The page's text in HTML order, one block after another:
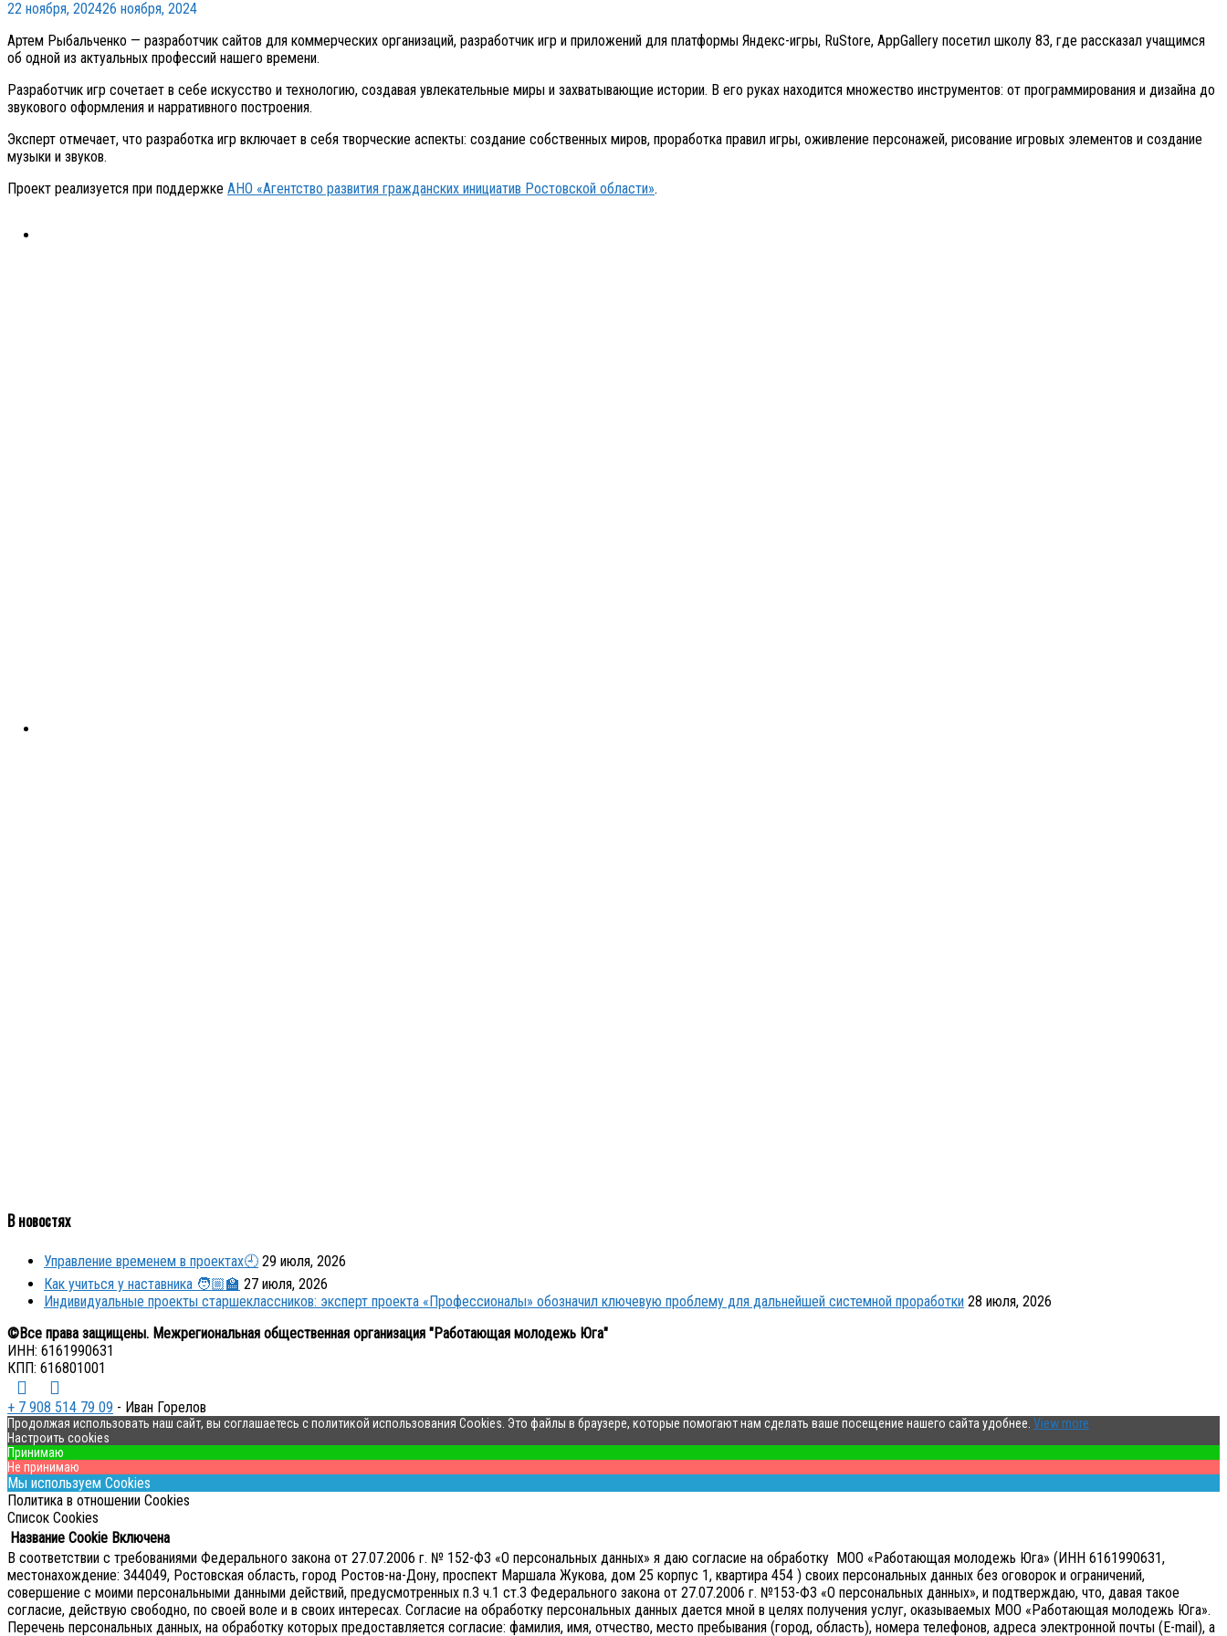
22 ноября, 202426 ноября, 2024
Артем Рыбальченко — разработчик сайтов для коммерческих организаций, разработчик игр и приложений для платформы Яндекс-игры, RuStore, AppGallery посетил школу 83, где рассказал учащимся
об одной из актуальных профессий нашего времени.
Разработчик игр сочетает в себе искусство и технологию, создавая увлекательные миры и захватывающие истории. В его руках находится множество инструментов: от программирования и дизайна до
звукового оформления и нарративного построения.
Эксперт отмечает, что разработка игр включает в себя творческие аспекты: создание собственных миров, проработка правил игры, оживление персонажей, рисование игровых элементов и создание
музыки и звуков.
Проект реализуется при поддержке АНО «Агентство развития гражданских инициатив Ростовской области».
В новостях
Управление временем в проектах🕘 29 июля, 2026
Как учиться у наставника 🧑🏼‍🏫 27 июля, 2026
Индивидуальные проекты старшеклассников: эксперт проекта «Профессионалы» обозначил ключевую проблему для дальнейшей системной проработки 28 июля, 2026
©Все права защищены. Межрегиональная общественная организация "Работающая молодежь Юга"
ИНН: 6161990631
КПП: 616801001
+ 7 908 514 79 09 - Иван Горелов
Продолжая использовать наш сайт, вы соглашаетесь с политикой использования Cookies. Это файлы в браузере, которые помогают нам сделать ваше посещение нашего сайта удобнее. View more
Настроить cookies
Принимаю
Не принимаю
Мы используем Cookies
Политика в отношении Cookies
Список Cookies
Название Cookie Включена
В соответствии с требованиями Федерального закона от 27.07.2006 г. № 152-ФЗ «О персональных данных» я даю согласие на обработку МОО «Работающая молодежь Юга» (ИНН 6161990631,
местонахождение: 344049, Ростовская область, город Ростов-на-Дону, проспект Маршала Жукова, дом 25 корпус 1, квартира 454 ) своих персональных данных без оговорок и ограничений,
совершение с моими персональными данными действий, предусмотренных п.3 ч.1 ст.3 Федерального закона от 27.07.2006 г. №153-ФЗ «О персональных данных», и подтверждаю, что, давая такое
согласие, действую свободно, по своей воле и в своих интересах. Согласие на обработку персональных данных дается мной в целях получения услуг, оказываемых МОО «Работающая молодежь Юга».
Перечень персональных данных, на обработку которых предоставляется согласие: фамилия, имя, отчество, место пребывания (город, область), номера телефонов, адреса электронной почты (E-mail), а